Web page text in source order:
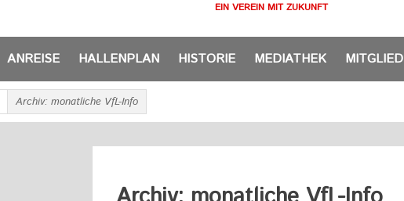
EIN VEREIN MIT ZUKUNFT
ANREISE HALLENPLAN HISTORIE MEDIATHEK MITGLIED
Archiv: monatliche VfL-Info